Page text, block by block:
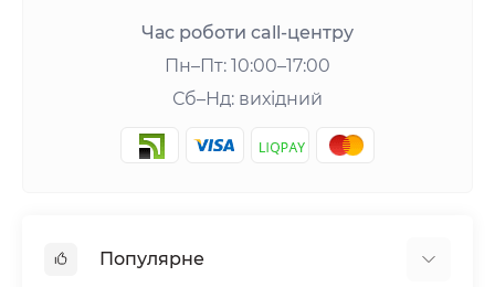
Час роботи call-центру
Пн–Пт: 10:00–17:00
Сб–Нд: вихідний
Популярне